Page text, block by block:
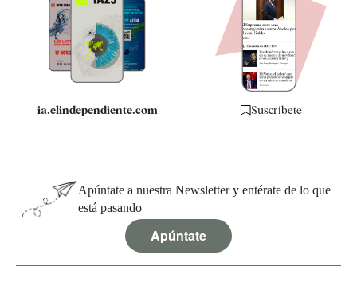
Quiénes somos
Especificaciones
ia.elindependiente.com Suscríbete
Apúntate a nuestra Newsletter y entérate de lo que
está pasando
Apúntate